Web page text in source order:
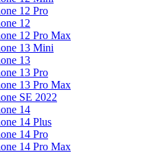
12 Pro
12
12 Pro Max
13 Mini
13
13 Pro
13 Pro Max
SE 2022
14
14 Plus
14 Pro
14 Pro Max